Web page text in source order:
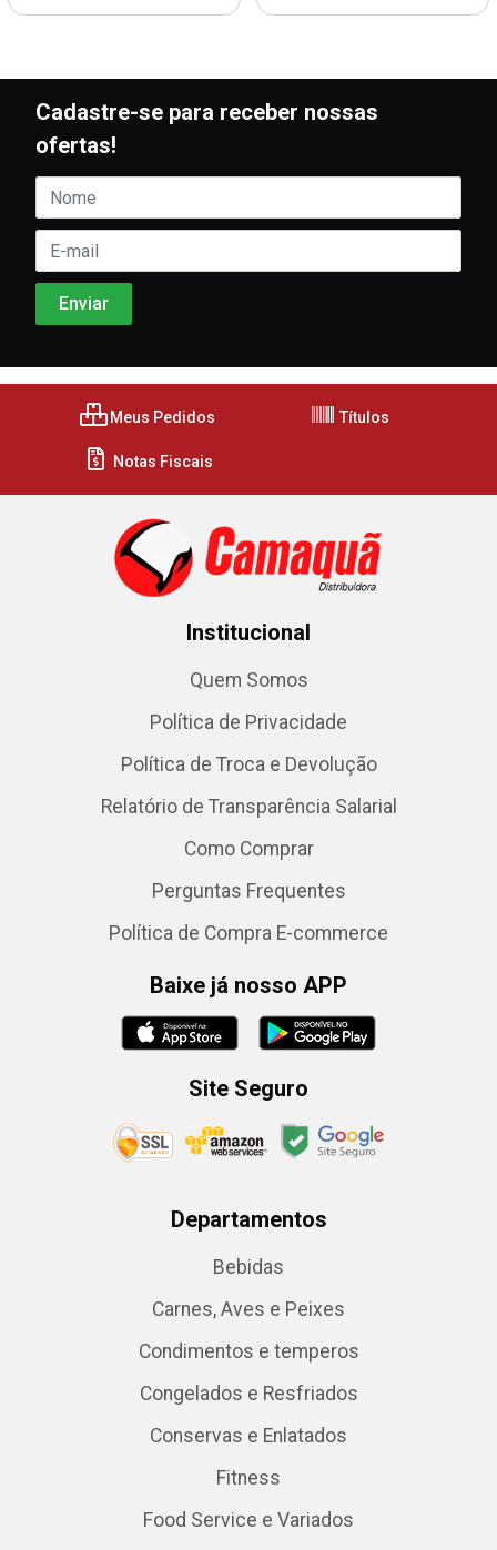
Cadastre-se para receber nossas
ofertas!
Meus Pedidos Títulos
Notas Fiscais
Institucional
Quem Somos
Política de Privacidade
Política de Troca e Devolução
Relatório de Transparência Salarial
Como Comprar
Perguntas Frequentes
Política de Compra E-commerce
Baixe já nosso APP
Site Seguro
Departamentos
Bebidas
Carnes, Aves e Peixes
Condimentos e temperos
Congelados e Resfriados
Conservas e Enlatados
Fitness
Food Service e Variados